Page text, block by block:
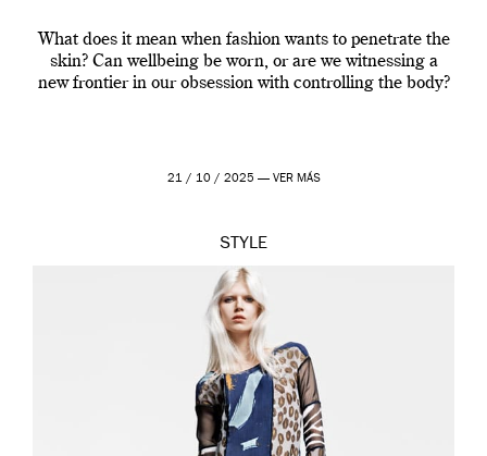
What does it mean when fashion wants to penetrate the
skin? Can wellbeing be worn, or are we witnessing a
new frontier in our obsession with controlling the body?
21 / 10 / 2025 — VER MÁS
STYLE